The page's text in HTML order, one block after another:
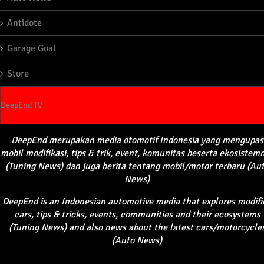
Antidote
Garage Goal
Store
DeepEnd TV
DeepEnd merupakanmedia otomotifIndonesia yangmengupas
mobil modifikasi, tips & trik, event, komunitas beserta
(Tuning News) dan juga berita tentang mobil/motor terbaru
News)
DeepEndis an Indonesian automotive media that explores
cars, tips & tricks, events, communities and their ecosystems
(Tuning News) and also news about the latest cars/
(Auto News)